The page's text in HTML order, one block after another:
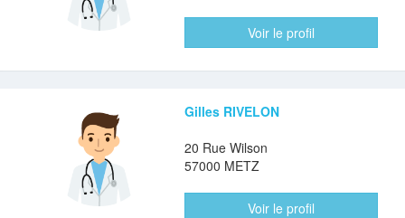
Voir le profil
Gilles RIVELON
20 Rue Wilson
57000 METZ
Voir le profil